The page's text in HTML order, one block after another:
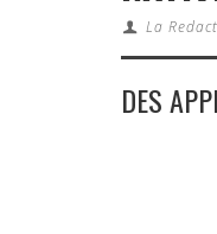
La
DES